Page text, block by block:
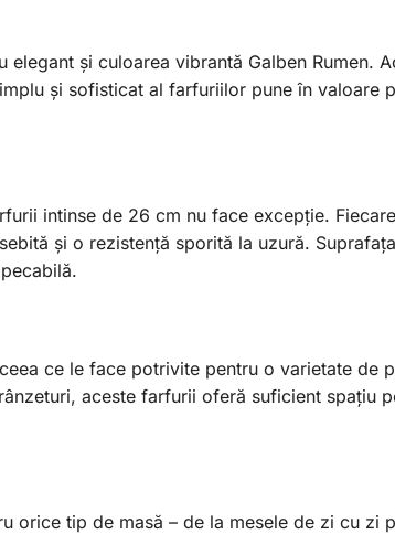
și culoarea vibrantă Galben Rumen.
și sofisticat al farfuriilor pune în valoare
intinse de 26 cm nu face excepție.
și o rezistență sporită la uzură.
ce le face potrivite pentru o varietate de
aceste farfurii oferă suficient spațiu
orice tip de masă – de la mesele de zi cu zi